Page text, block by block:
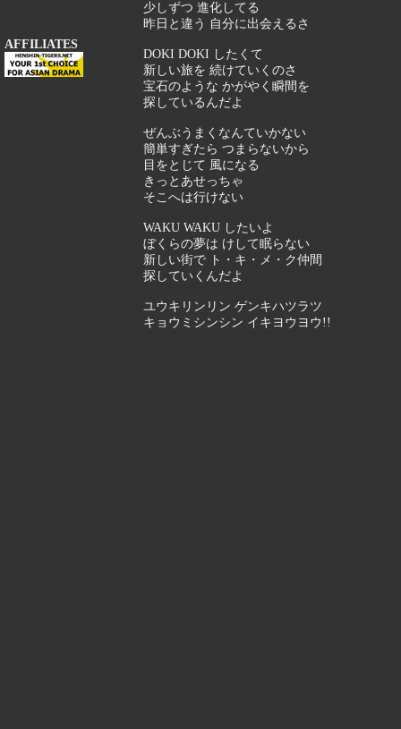
AFFILIATES
少しずつ 進化してる
昨日と違う 自分に出会えるさ
DOKI DOKI したくて
新しい旅を 続けていくのさ
宝石のような かがやく瞬間を
探しているんだよ
ぜんぶうまくなんていかない
簡単すぎたら つまらないから
目をとじて 風になる
きっとあせっちゃ
そこへは行けない
WAKU WAKU したいよ
ぼくらの夢は けして眠らない
新しい街で ト・キ・メ・ク仲間
探していくんだよ
ユウキリンリン ゲンキハツラツ
キョウミシンシン イキヨウヨウ!!